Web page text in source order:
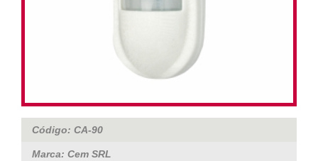
Código: CA-90
Marca: Cem SRL